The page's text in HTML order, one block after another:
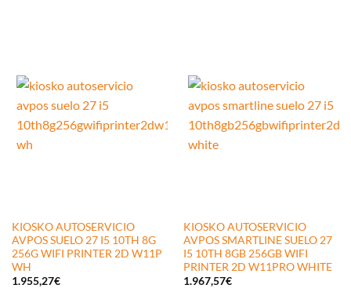
KIOSKO AUTOSERVICIO
AVPOS SUELO 27 I5 10TH 8G
256G WIFI PRINTER 2D W11P
WH
1.955,27€
KIOSKO AUTOSERVICIO
AVPOS SMARTLINE SUELO 27
I5 10TH 8GB 256GB WIFI
PRINTER 2D W11PRO WHITE
1.967,57€